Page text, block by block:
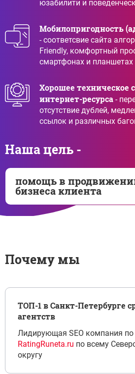
юзабилити и
Мобилопригодность
- соответсвие сайта
Friendly, комфортный
смартфонах и планшетах
Хорошее техническое
интернет-ресурса -
отсутствие дублей,
ссылок и различных
Наша цель -
помощь в
бизнеса клиента
Почему мы
ТОП-1 в Санкт-Петербурге
агентств
Лидирующая SEO компания
RatingRuneta.ru по всему
округу